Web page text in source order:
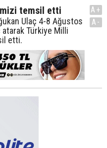
temsil etti
Ulaç 4-8 Ağustos
Türkiye Milli
etti.
A+
A-